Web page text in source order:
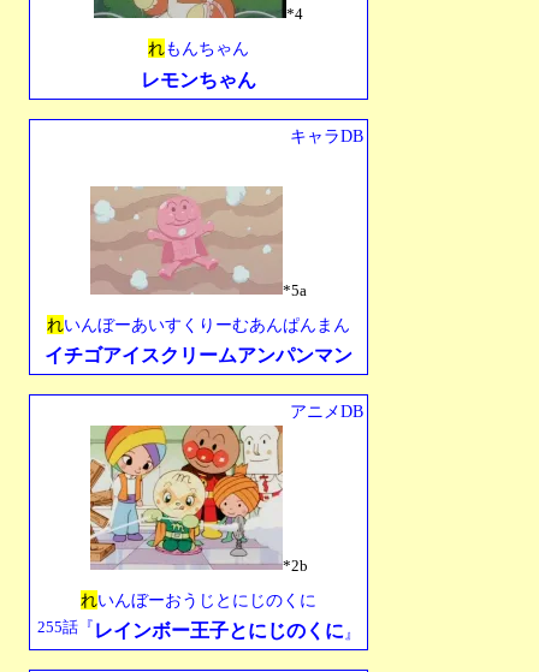
*4
れもんちゃん
レモンちゃん
キャラDB
*5a
れいんぼーあいすくりーむあんぱんまん
イチゴアイスクリームアンパンマン
アニメDB
*2b
れいんぼーおうじとにじのくに
255話『 レインボー王子とにじのくに』